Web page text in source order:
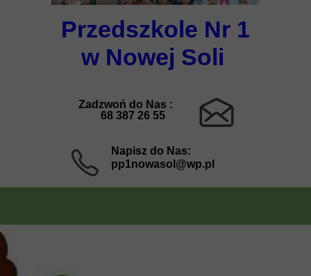
Napisz do Nas:
pp1nowasol@wp.pl
Zadzwoń do Nas :
68 387 26 55
Przedszkole Nr 1
w Nowej Soli